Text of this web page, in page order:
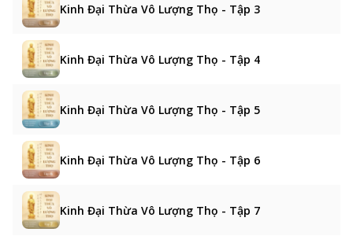
Kinh Đại Thừa Vô Lượng Thọ - Tập 3
Kinh Đại Thừa Vô Lượng Thọ - Tập 4
Kinh Đại Thừa Vô Lượng Thọ - Tập 5
Kinh Đại Thừa Vô Lượng Thọ - Tập 6
Kinh Đại Thừa Vô Lượng Thọ - Tập 7